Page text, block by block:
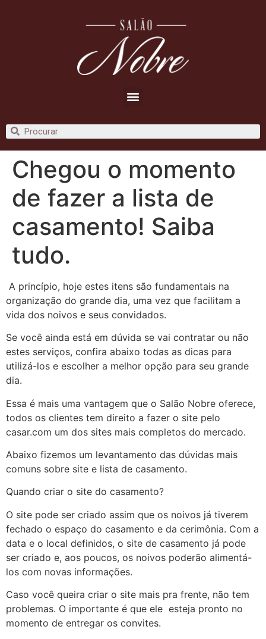
Chegou o momento
de fazer a lista de
casamento! Saiba
tudo.
A princípio, hoje estes itens são fundamentais na
organização do grande dia, uma vez que facilitam a
vida dos noivos e seus convidados.
Se você ainda está em dúvida se vai contratar ou não
estes serviços, confira abaixo todas as dicas para
utilizá-los e escolher a melhor opção para seu grande
dia.
Essa é mais uma vantagem que o Salão Nobre oferece,
todos os clientes tem direito a fazer o site pelo
casar.com um dos sites mais completos do mercado.
Abaixo fizemos um levantamento das dúvidas mais
comuns sobre site e lista de casamento.
Quando criar o site do casamento?
O site pode ser criado assim que os noivos já tiverem
fechado o espaço do casamento e da cerimônia. Com a
data e o local definidos, o site de casamento já pode
ser criado e, aos poucos, os noivos poderão alimentá-
los com novas informações.
Caso você queira criar o site mais pra frente, não tem
problemas. O importante é que ele esteja pronto no
momento de entregar os convites.